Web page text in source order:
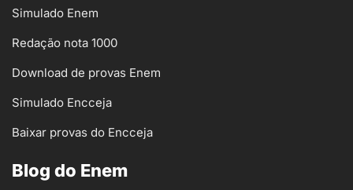
Simulado Enem
Redação nota 1000
Download de provas Enem
Simulado Encceja
Baixar provas do Encceja
Blog do Enem